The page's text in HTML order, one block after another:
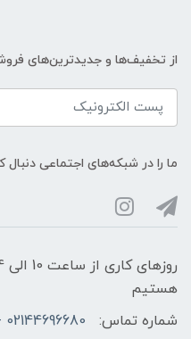
از تخفیف‌ها و جدیدترین‌های
ما را در شبکه‌های اجتماعی دنبال
هستیم
شماره تماس:
02144696680 - 09024148826